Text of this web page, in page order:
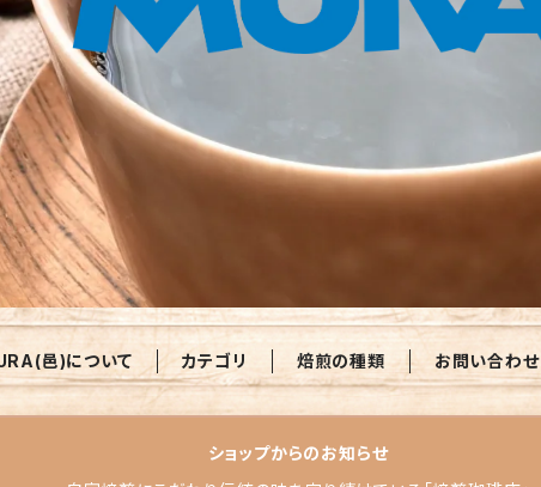
邑)について カテゴリ 焙煎の種類 お問い合わせ
ショップからのお知らせ